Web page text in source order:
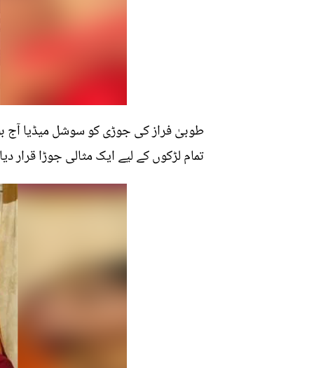
طوبیٰ فراز کی جوڑی کو سوشل میڈیا آج
تمام لڑکوں کے لیے ایک مثالی جوڑا قرار